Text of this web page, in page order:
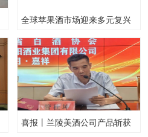
全球苹果酒市场迎来多元复兴
喜报丨兰陵美酒公司产品斩获